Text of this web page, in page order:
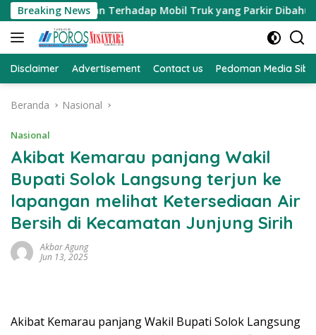
Langsung
ke
konten
Breaking News
Terhadap Mobil Truk yang Parkir Dibahu Jalan di Tol
Disclaimer Advertisement Contact us Pedoman Media
Beranda Nasional
Nasional
Akibat Kemarau panjang Wakil
Bupati Solok Langsung terjun ke
lapangan melihat Ketersediaan Air
Bersih di Kecamatan Junjung Sirih
Akbar Agung
Jun 13, 2025
Akibat Kemarau panjang Wakil Bupati Solok Langsung